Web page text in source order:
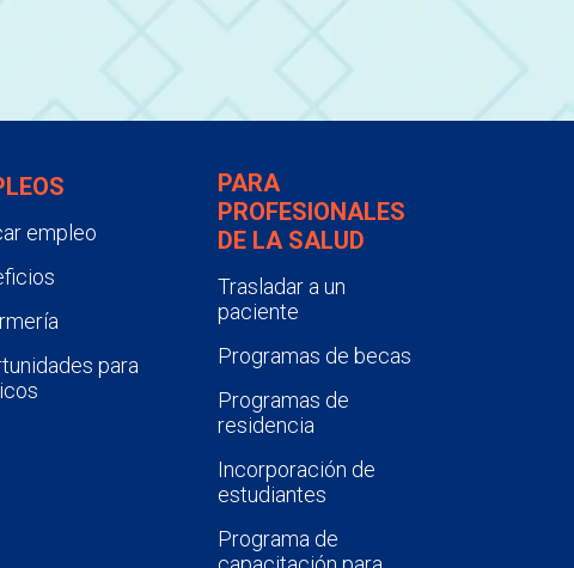
empleo
para
PARA
PROFESIONALES
DE LA SALUD
Trasladar a un
paciente
Programas de becas
Programas de
residencia
Incorporación de
estudiantes
Programa de